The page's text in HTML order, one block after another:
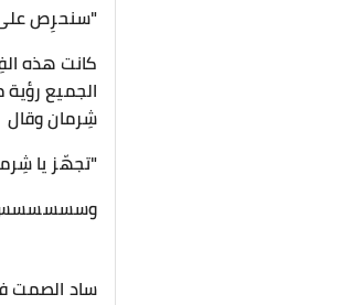
"سنحرِص على
كانت هذه
الجميع
شِرمان وقال
"تجهّز يا
ساد الصمت